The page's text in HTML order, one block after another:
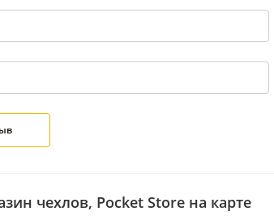
чехлов, Pocket Store на карте